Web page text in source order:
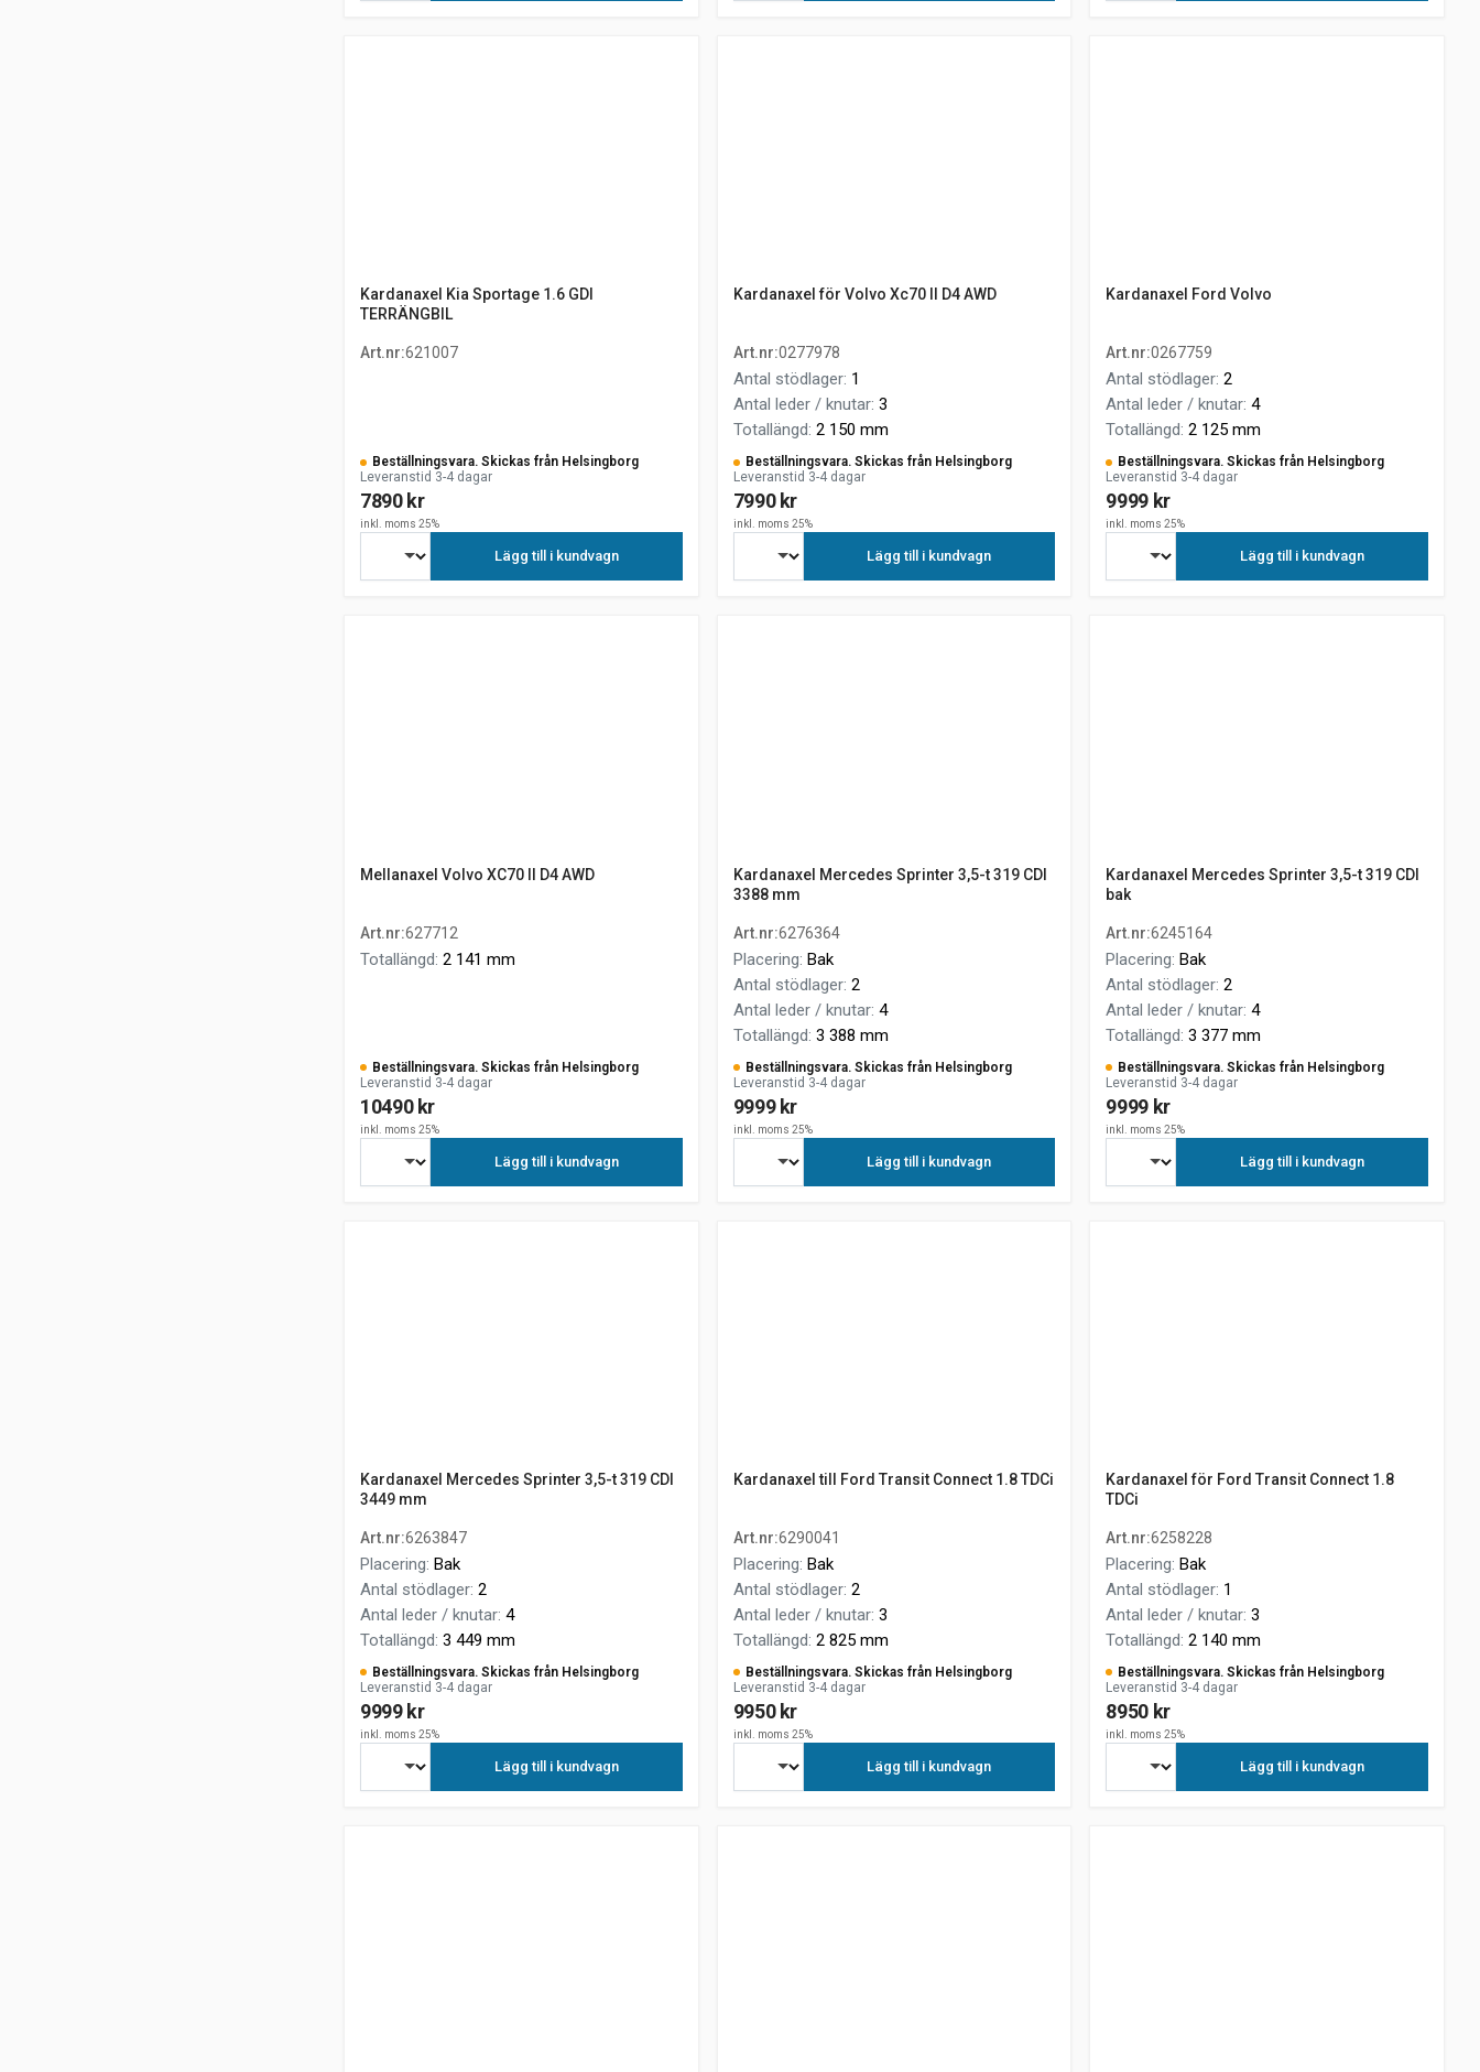
Kardanaxel Kia Sportage 1.6 GDI
TERRÄNGBIL
Art.nr:621007
Beställningsvara. Skickas från Helsingborg
Leveranstid 3-4 dagar
7890 kr
inkl. moms 25%
Lägg till i kundvagn
Kardanaxel för Volvo Xc70 II D4 AWD
Art.nr:0277978
Antal stödlager: 1
Antal leder / knutar: 3
Totallängd: 2 150 mm
Beställningsvara. Skickas från Helsingborg
Leveranstid 3-4 dagar
7990 kr
inkl. moms 25%
Lägg till i kundvagn
Kardanaxel Ford Volvo
Art.nr:0267759
Antal stödlager: 2
Antal leder / knutar: 4
Totallängd: 2 125 mm
Beställningsvara. Skickas från Helsingborg
Leveranstid 3-4 dagar
9999 kr
inkl. moms 25%
Lägg till i kundvagn
Mellanaxel Volvo XC70 II D4 AWD
Art.nr:627712
Totallängd: 2 141 mm
Beställningsvara. Skickas från Helsingborg
Leveranstid 3-4 dagar
10490 kr
inkl. moms 25%
Lägg till i kundvagn
Kardanaxel Mercedes Sprinter 3,5-t 319 CDI
3388 mm
Art.nr:6276364
Placering: Bak
Antal stödlager: 2
Antal leder / knutar: 4
Totallängd: 3 388 mm
Beställningsvara. Skickas från Helsingborg
Leveranstid 3-4 dagar
9999 kr
inkl. moms 25%
Lägg till i kundvagn
Kardanaxel Mercedes Sprinter 3,5-t 319 CDI
bak
Art.nr:6245164
Placering: Bak
Antal stödlager: 2
Antal leder / knutar: 4
Totallängd: 3 377 mm
Beställningsvara. Skickas från Helsingborg
Leveranstid 3-4 dagar
9999 kr
inkl. moms 25%
Lägg till i kundvagn
Kardanaxel Mercedes Sprinter 3,5-t 319 CDI
3449 mm
Art.nr:6263847
Placering: Bak
Antal stödlager: 2
Antal leder / knutar: 4
Totallängd: 3 449 mm
Beställningsvara. Skickas från Helsingborg
Leveranstid 3-4 dagar
9999 kr
inkl. moms 25%
Lägg till i kundvagn
Kardanaxel till Ford Transit Connect 1.8 TDCi
Art.nr:6290041
Placering: Bak
Antal stödlager: 2
Antal leder / knutar: 3
Totallängd: 2 825 mm
Beställningsvara. Skickas från Helsingborg
Leveranstid 3-4 dagar
9950 kr
inkl. moms 25%
Lägg till i kundvagn
Kardanaxel för Ford Transit Connect 1.8
TDCi
Art.nr:6258228
Placering: Bak
Antal stödlager: 1
Antal leder / knutar: 3
Totallängd: 2 140 mm
Beställningsvara. Skickas från Helsingborg
Leveranstid 3-4 dagar
8950 kr
inkl. moms 25%
Lägg till i kundvagn